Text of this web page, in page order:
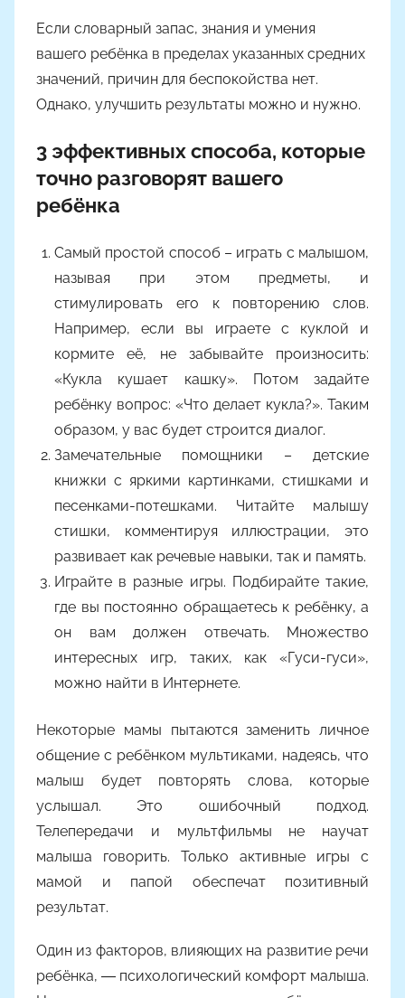
Если словарный запас, знания и умения
вашего ребёнка в пределах указанных средних
значений, причин для беспокойства нет.
Однако, улучшить результаты можно и нужно.
3 эффективных способа, которые
точно разговорят вашего
ребёнка
Самый простой способ – играть с малышом,
называя при этом предметы, и
стимулировать его к повторению слов.
Например, если вы играете с куклой и
кормите её, не забывайте произносить:
«Кукла кушает кашку». Потом задайте
ребёнку вопрос: «Что делает кукла?». Таким
образом, у вас будет строится диалог.
Замечательные помощники – детские
книжки с яркими картинками, стишками и
песенками-потешками. Читайте малышу
стишки, комментируя иллюстрации, это
развивает как речевые навыки, так и память.
Играйте в разные игры. Подбирайте такие,
где вы постоянно обращаетесь к ребёнку, а
он вам должен отвечать. Множество
интересных игр, таких, как «Гуси-гуси»,
можно найти в Интернете.
Некоторые мамы пытаются заменить личное
общение с ребёнком мультиками, надеясь, что
малыш будет повторять слова, которые
услышал. Это ошибочный подход.
Телепередачи и мультфильмы не научат
малыша говорить. Только активные игры с
мамой и папой обеспечат позитивный
результат.
Один из факторов, влияющих на развитие речи
ребёнка, ― психологический комфорт малыша.